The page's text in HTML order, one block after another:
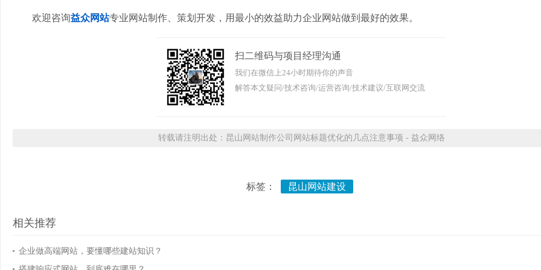
欢迎咨询益众网站专业网站制作、策划开发，用最小的效益助力企业网站做到最好的效果。
扫二维码与项目经理沟通
我们在微信上24小时期待你的声音
解答本文疑问/技术咨询/运营咨询/技术建议/互联网交流
转载请注明出处：昆山网站制作公司网站标题优化的几点注意事项 - 益众网络
标签： 昆山网站建设
相关推荐
企业做高端网站，要懂哪些建站知识？